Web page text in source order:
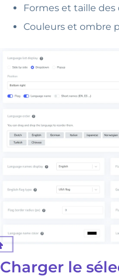
Formes et taille des
Couleurs et ombre
Charger le